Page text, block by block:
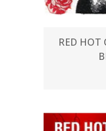
RED HOT